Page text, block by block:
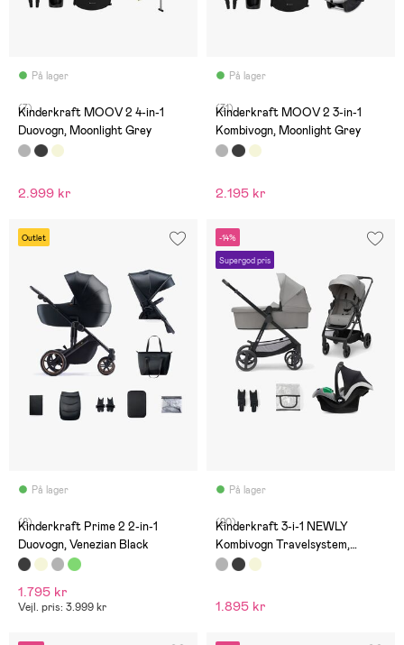
På lager
(7)
Kinderkraft MOOV 2 4-in-1
Duovogn, Moonlight Grey
2.999 kr
På lager
(31)
Kinderkraft MOOV 2 3-in-1
Kombivogn, Moonlight Grey
2.195 kr
Outlet
På lager
(8)
Kinderkraft Prime 2 2-in-1
Duovogn, Venezian Black
1.795 kr
Vejl. pris: 3.999 kr
-14%
Supergod pris
På lager
(20)
Kinderkraft 3-i-1 NEWLY
Kombivogn Travelsystem,
Moonlight Grey
1.895 kr